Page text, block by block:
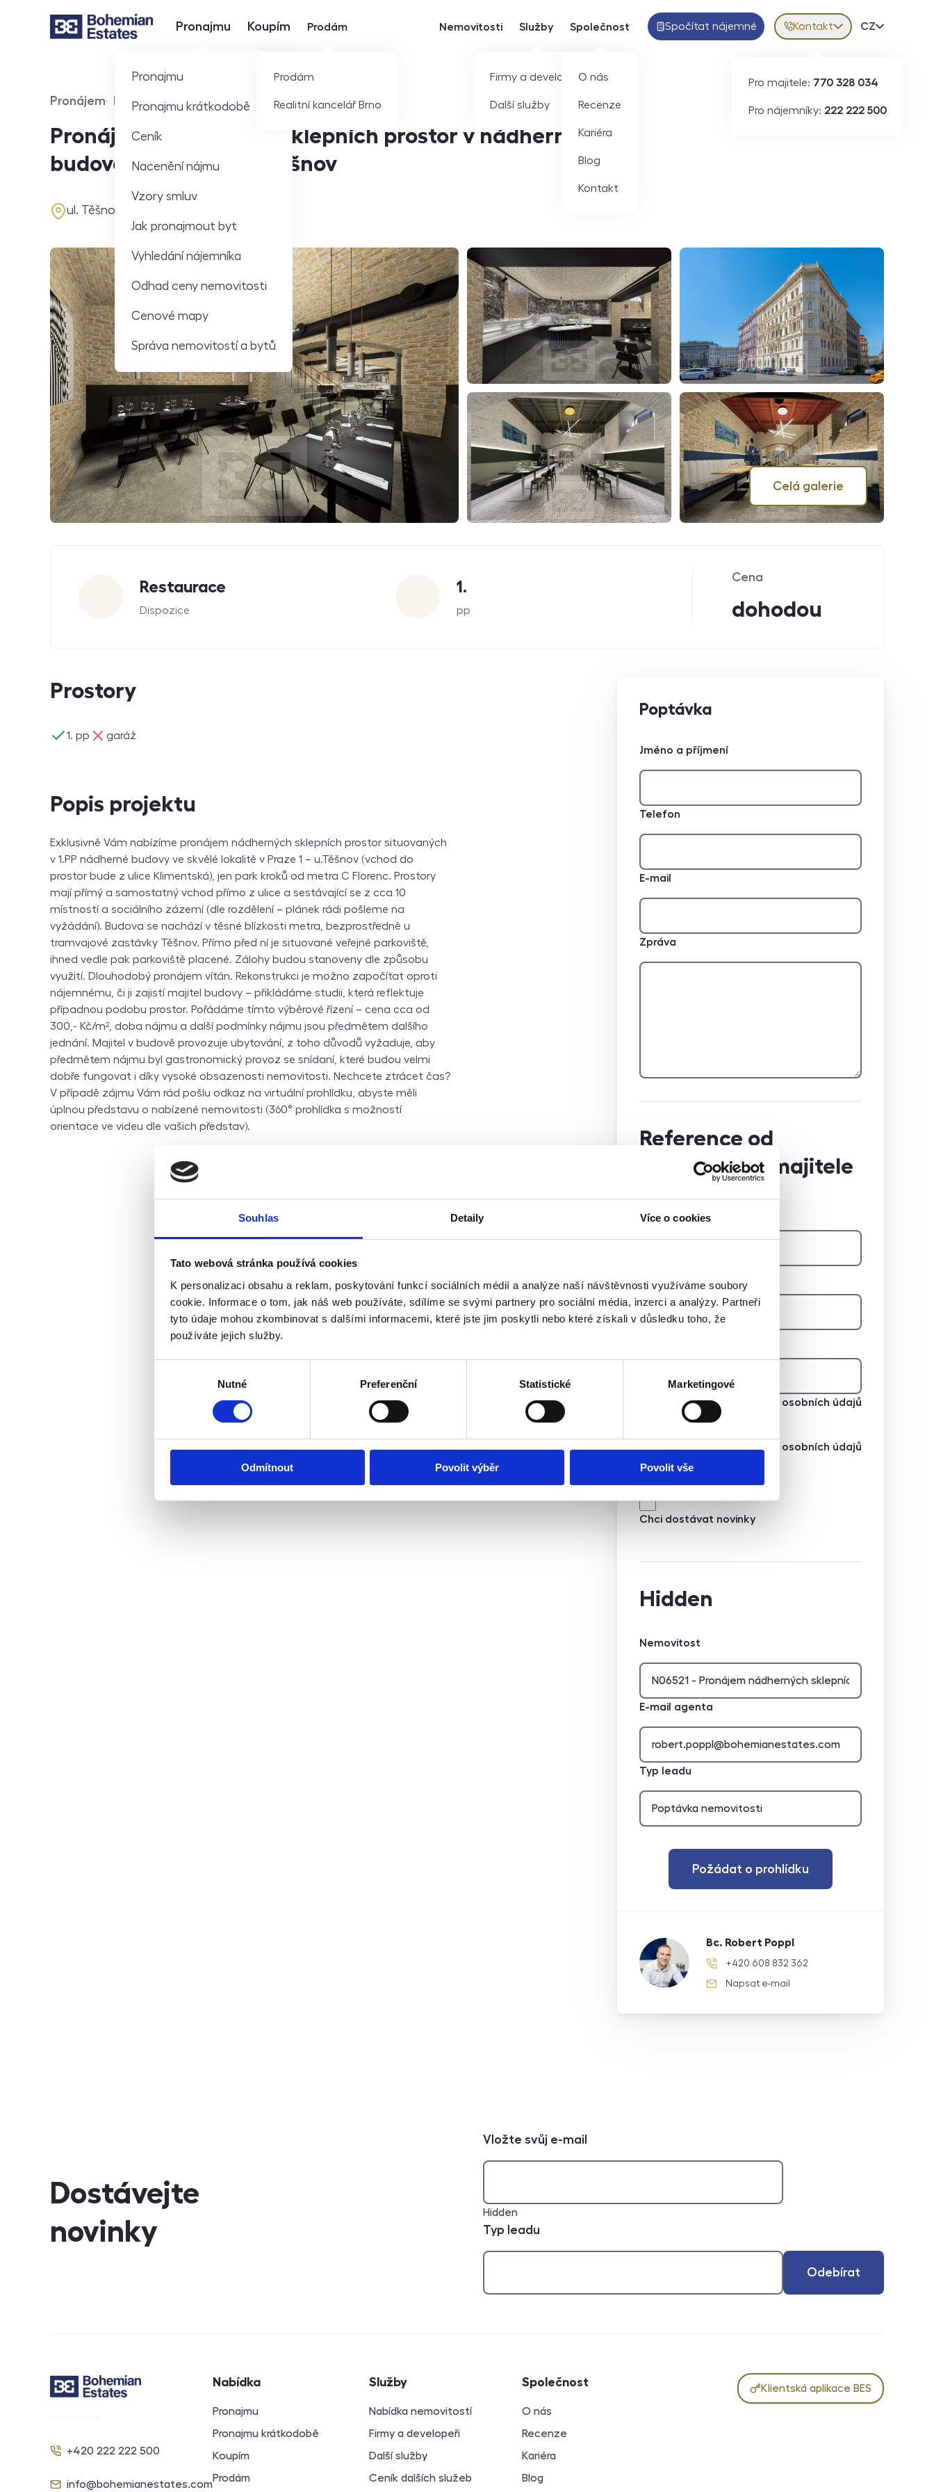
Souhlas Detaily Více o cookies
Tato webová stránka používá cookies
K personalizaci obsahu a reklam, poskytování funkcí sociálních médií a analýze naší návštěvnosti využíváme soubory
cookie. Informace o tom, jak náš web používáte, sdílíme se svými partnery pro sociální média, inzerci a analýzy. Partneři
tyto údaje mohou zkombinovat s dalšími informacemi, které jste jim poskytli nebo které získali v důsledku toho, že
používáte jejich služby.
Nutné Preferenční Statistické Marketingové
Odmítnout Povolit výběr Povolit vše
Hlavní nabídka
Pronajmu
Pronajmu
Pronajmu krátkodobě
Ceník
Nacenění nájmu
Vzory smluv
Jak pronajmout byt
Vyhledání nájemníka
Odhad ceny nemovitosti
Cenové mapy
Správa nemovitostí a bytů
Koupím Prodám
Prodám
Realitní kancelář Brno
Nemovitosti Služby
Firmy a developeři
Další služby
Společnost
O nás
Recenze
Kariéra
Blog
Kontakt
Spočítat nájemné Kontakt
Pro majitele: 770 328 034
Pro nájemníky: 222 222 500
Volba
CZ
Celá galerie
Typ nabídky
Pronájem
Typ nemovitosti
Komerční
Pronájem nádherných sklepních prostor v nádherné
budově v Praze 1 – ul.Těšnov
adresa
ul. Těšnov, Praha
Dispozice
Restaurace
pp
1.
Cena
dohodou
Prostory
1. pp
ano garáž
ne
Popis projektu
Exklusivně Vám nabízíme pronájem nádherných sklepních prostor situovaných
v 1.PP nádherné budovy ve skvělé lokalitě v Praze 1 – u.Těšnov (vchod do
prostor bude z ulice Klimentská), jen park kroků od metra C Florenc. Prostory
mají přímý a samostatný vchod přímo z ulice a sestávající se z cca 10
místností a sociálního zázemí (dle rozdělení – plánek rádi pošleme na
vyžádání). Budova se nachází v těsné blízkosti metra, bezprostředně u
tramvajové zastávky Těšnov. Přímo před ní je situované veřejné parkoviště,
ihned vedle pak parkoviště placené. Zálohy budou stanoveny dle způsobu
využití. Dlouhodobý pronájem vítán. Rekonstrukci je možno započítat oproti
nájemnému, či ji zajistí majitel budovy – přikládáme studii, která reflektuje
případnou podobu prostor. Pořádáme tímto výběrové řízení – cena cca od
300,- Kč/m², doba nájmu a další podmínky nájmu jsou předmětem dalšího
jednání. Majitel v budově provozuje ubytování, z toho důvodů vyžaduje, aby
předmětem nájmu byl gastronomický provoz se snídaní, které budou velmi
dobře fungovat i díky vysoké obsazenosti nemovitosti. Nechcete ztrácet čas?
V případě zájmu Vám rád pošlu odkaz na virtuální prohlídku, abyste měli
úplnou představu o nabízené nemovitosti (360° prohlídka s možností
orientace ve videu dle vašich představ).
Poptávka
Jméno a příjmení
Telefon
E-mail
Zpráva
Reference od
předchozího majitele
Souhlasím se zpracováním osobních údajů
Souhlasím se zpracováním osobních údajů
Chci dostávat novinky
Chci dostávat novinky
Hidden
Nemovitost
E-mail agenta
Typ leadu
Požádat o prohlídku
Bc. Robert Poppl
telefonní číslo
+420 608 832 362
e-mail
Napsat e-mail
Dostávejte
novinky
Vložte svůj e-mail
Hidden
Typ leadu
Odebírat
Telefon
+420 222 222 500
info@bohemianestates.com
Navigace v zápatí
Nabídka
Pronajmu
Pronajmu krátkodobě
Koupím
Prodám
Služby
Nabídka nemovitostí
Firmy a developeři
Další služby
Ceník dalších služeb
Společnost
O nás
Recenze
Kariéra
Blog
Klientská aplikace BES